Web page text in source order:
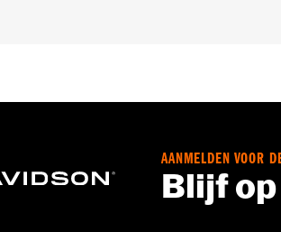
AANMELDEN VOOR
Blijf